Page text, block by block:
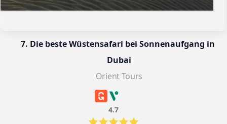
7. Die beste Wüstensafari bei Sonnenaufgang in
Dubai
Orient Tours
4.7